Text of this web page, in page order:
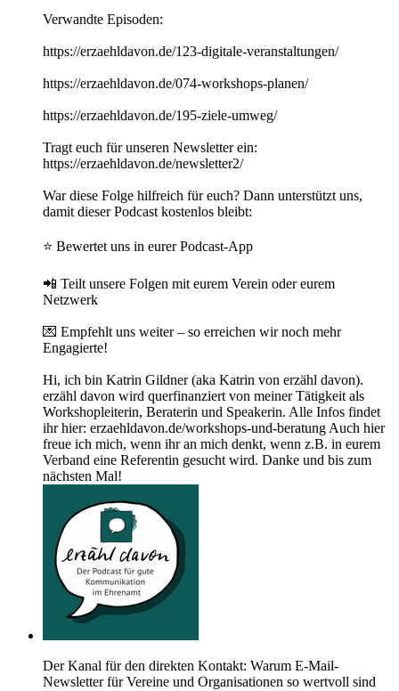
Verwandte Episoden:
https://erzaehldavon.de/123-digitale-veranstaltungen/
https://erzaehldavon.de/074-workshops-planen/
https://erzaehldavon.de/195-ziele-umweg/
Tragt euch für unseren Newsletter ein:
https://erzaehldavon.de/newsletter2/
War diese Folge hilfreich für euch? Dann unterstützt uns,
damit dieser Podcast kostenlos bleibt:
⭐ Bewertet uns in eurer Podcast-App
📲 Teilt unsere Folgen mit eurem Verein oder eurem
Netzwerk
💌 Empfehlt uns weiter – so erreichen wir noch mehr
Engagierte!
Hi, ich bin Katrin Gildner (aka Katrin von erzähl davon).
erzähl davon wird querfinanziert von meiner Tätigkeit als
Workshopleiterin, Beraterin und Speakerin. Alle Infos findet
ihr hier: erzaehldavon.de/workshops-und-beratung Auch hier
freue ich mich, wenn ihr an mich denkt, wenn z.B. in eurem
Verband eine Referentin gesucht wird. Danke und bis zum
nächsten Mal!
Der Kanal für den direkten Kontakt: Warum E-Mail-
Newsletter für Vereine und Organisationen so wertvoll sind